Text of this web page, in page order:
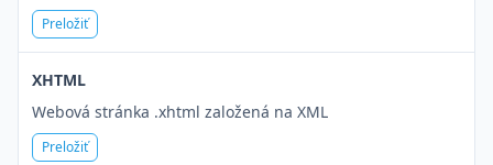
Preložiť
XHTML
Webová stránka .xhtml založená na XML
Preložiť